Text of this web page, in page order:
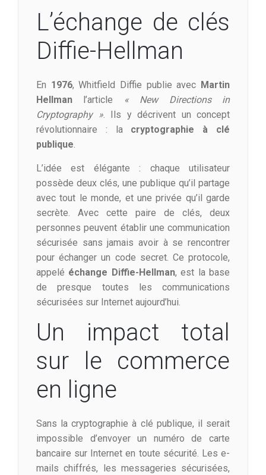
L’échange de clés
Diffie-Hellman
En 1976, Whitfield Diffie publie avec Martin
Hellman l’article
« New Directions in
Cryptography ». Ils y décrivent un concept
révolutionnaire : la cryptographie à clé
publique.
L’idée est élégante : chaque utilisateur
possède deux clés, une publique qu’il partage
avec tout le monde, et une privée qu’il garde
secrète. Avec cette paire de clés, deux
personnes peuvent établir une communication
sécurisée sans jamais avoir à se rencontrer
pour échanger un code secret. Ce protocole,
appelé échange Diffie-Hellman, est la base
de presque toutes les communications
sécurisées sur Internet aujourd’hui.
Un impact total
sur le commerce
en ligne
Sans la cryptographie à clé publique, il serait
impossible d’envoyer un numéro de carte
bancaire sur Internet en toute sécurité. Les e-
mails chiffrés, les messageries sécurisées,